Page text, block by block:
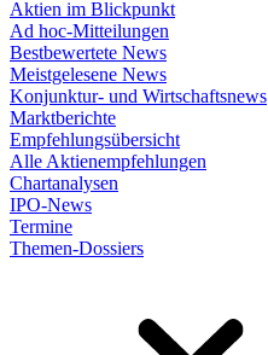
Aktien im Blickpunkt
Ad hoc-Mitteilungen
Bestbewertete News
Meistgelesene News
Konjunktur- und Wirtschaftsnews
Marktberichte
Empfehlungsübersicht
Alle Aktienempfehlungen
Chartanalysen
IPO-News
Termine
Themen-Dossiers